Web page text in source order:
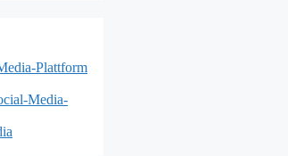
Plattform
Media-